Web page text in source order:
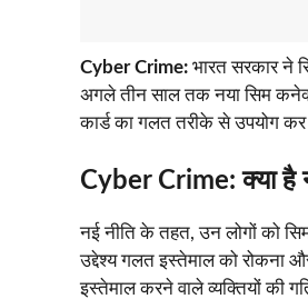
Cyber Crime: भारत सरकार ने
अगले तीन साल तक नया सिम
कार्ड का गलत तरीके से उपयोग कर
Cyber Crime:क्या है
नई नीति के तहत, उन लोगों को
उद्देश्य गलत इस्तेमाल को रोकना
इस्तेमाल करने वाले व्यक्तियों की